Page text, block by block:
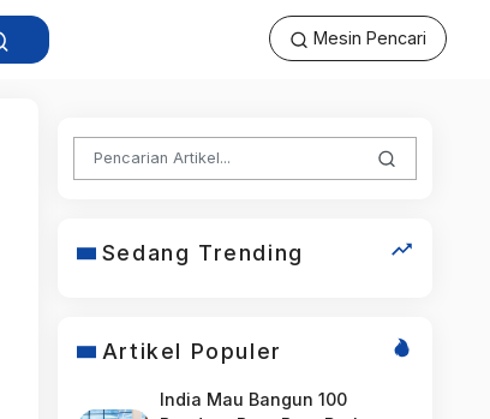
Mesin Pencari
Sedang Trending
Artikel Populer
India Mau Bangun 100